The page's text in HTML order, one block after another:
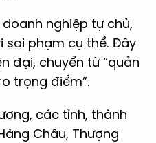
nghiệp tự chủ,
sai phạm cụ thể. Đây
đại, chuyển từ “quản
trọng điểm”.
các tỉnh, thành
Châu, Thượng